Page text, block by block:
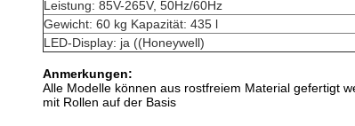
Leistung: 85V-265V, 50Hz/60Hz
Gewicht: 60 kg Kapazität: 435 l
LED-Display: ja ((Honeywell)
Anmerkungen:
Alle Modelle können aus rostfreiem Material gefertigt
mit Rollen auf der Basis